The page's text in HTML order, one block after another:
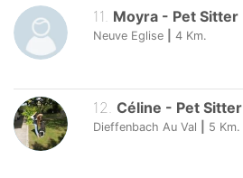
11 Moyra - Pet Sitter
Neuve Eglise 4 Km.
12. Céline - Pet Sitter
Dieffenbach Au Val 5 Km.